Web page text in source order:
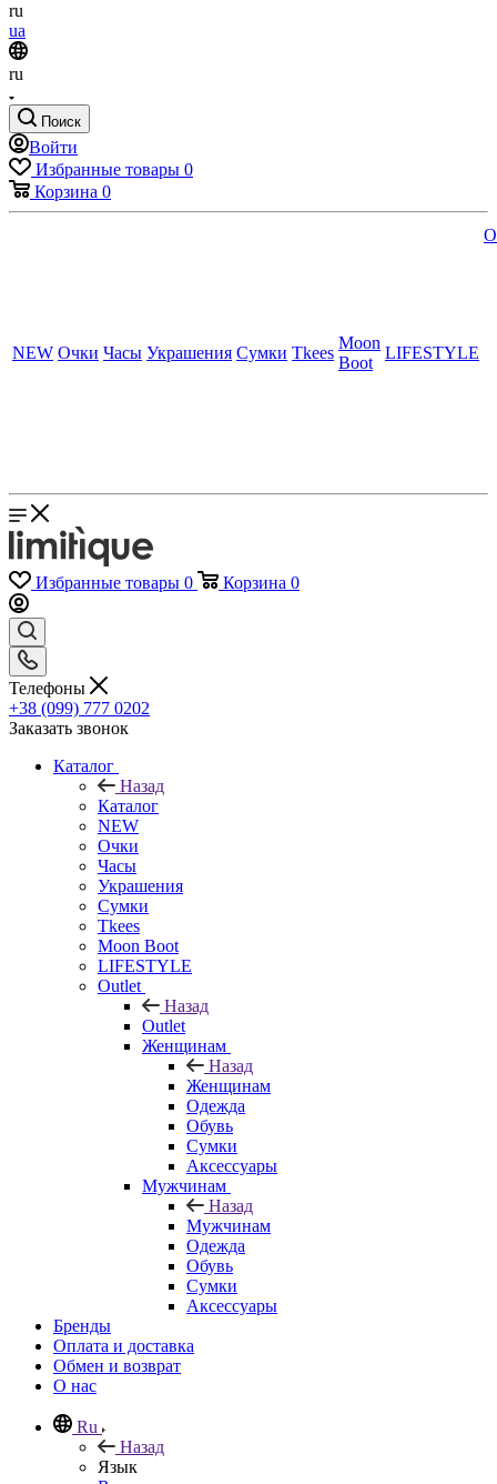
ru
ua
ru
Поиск
Войти
Избранные товары 0
Корзина 0
NEW Очки Часы Украшения Сумки Tkees
Moon
Boot
LIFESTYLE
Избранные товары 0 Корзина 0
Телефоны
+38 (099) 777 0202
Заказать звонок
Каталог
Назад
Каталог
NEW
Очки
Часы
Украшения
Сумки
Tkees
Moon Boot
LIFESTYLE
Outlet
Назад
Outlet
Женщинам
Назад
Женщинам
Одежда
Обувь
Сумки
Аксессуары
Мужчинам
Назад
Мужчинам
Одежда
Обувь
Сумки
Аксессуары
Бренды
Оплата и доставка
Обмен и возврат
О нас
Ru
Назад
Язык